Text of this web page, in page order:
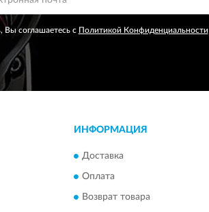
Вы соглашаетесь с Политикой Конфиденциальности
ИНФОРМАЦИЯ
Доставка
Оплата
Возврат товара